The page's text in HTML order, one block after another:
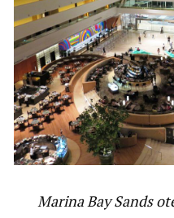
Marina Bay Sands